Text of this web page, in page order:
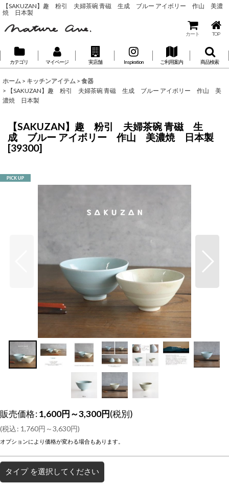
【SAKUZAN】趣 粉引 夫婦茶碗 青磁 生成 ブルー アイボリー 作山 美濃
焼 日本製
カート TOP
カテゴリ マイページ 実店舗 Inspiration ご利用案内 商品検索
ホーム > キッチンアイテム > 食器
>
【SAKUZAN】趣 粉引 夫婦茶碗 青磁 生成 ブルー アイボリー 作山 美
濃焼 日本製
【SAKUZAN】趣 粉引 夫婦茶碗 青磁 生
成 ブルー アイボリー 作山 美濃焼 日本製
[39300]
販売価格:1,600円～3,300円(税別)
(税込: 1,760円 ～3,630円)
オプションにより価格が変わる場合もあります。
タイプ を選択してください